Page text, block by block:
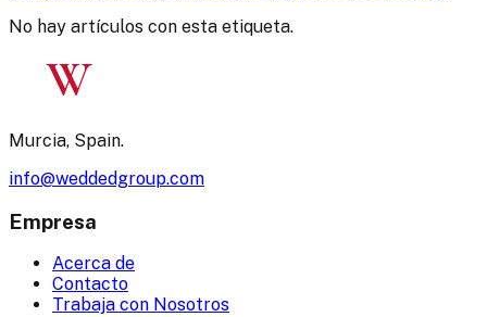
No hay artículos con esta etiqueta.
W
Murcia, Spain.
info@weddedgroup.com
Empresa
Acerca de
Contacto
Trabaja con Nosotros